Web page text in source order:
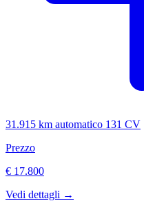
31.915 km automatico 131 CV
Prezzo
€ 17.800
Vedi dettagli →